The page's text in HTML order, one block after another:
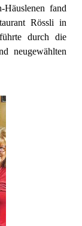
fand
Rössli in
durch die
neugewählten